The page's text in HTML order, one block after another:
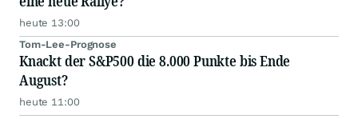
heute 13:00
Tom-Lee-Prognose
Knackt der S&P500 die 8.000 Punkte bis Ende
August?
heute 11:00